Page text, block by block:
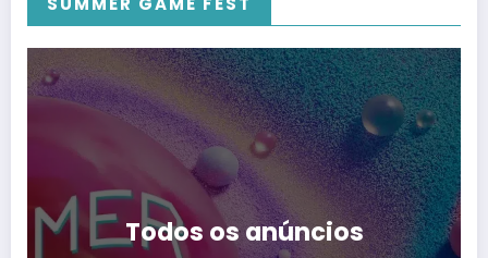
Todos os anúncios